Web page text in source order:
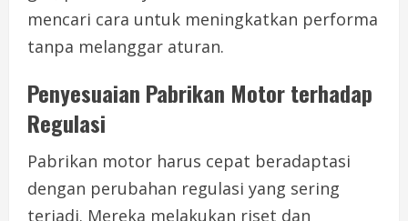
mencari cara untuk meningkatkan performa
tanpa melanggar aturan.
Penyesuaian Pabrikan Motor terhadap
Regulasi
Pabrikan motor harus cepat beradaptasi
dengan perubahan regulasi yang sering
terjadi. Mereka melakukan riset dan